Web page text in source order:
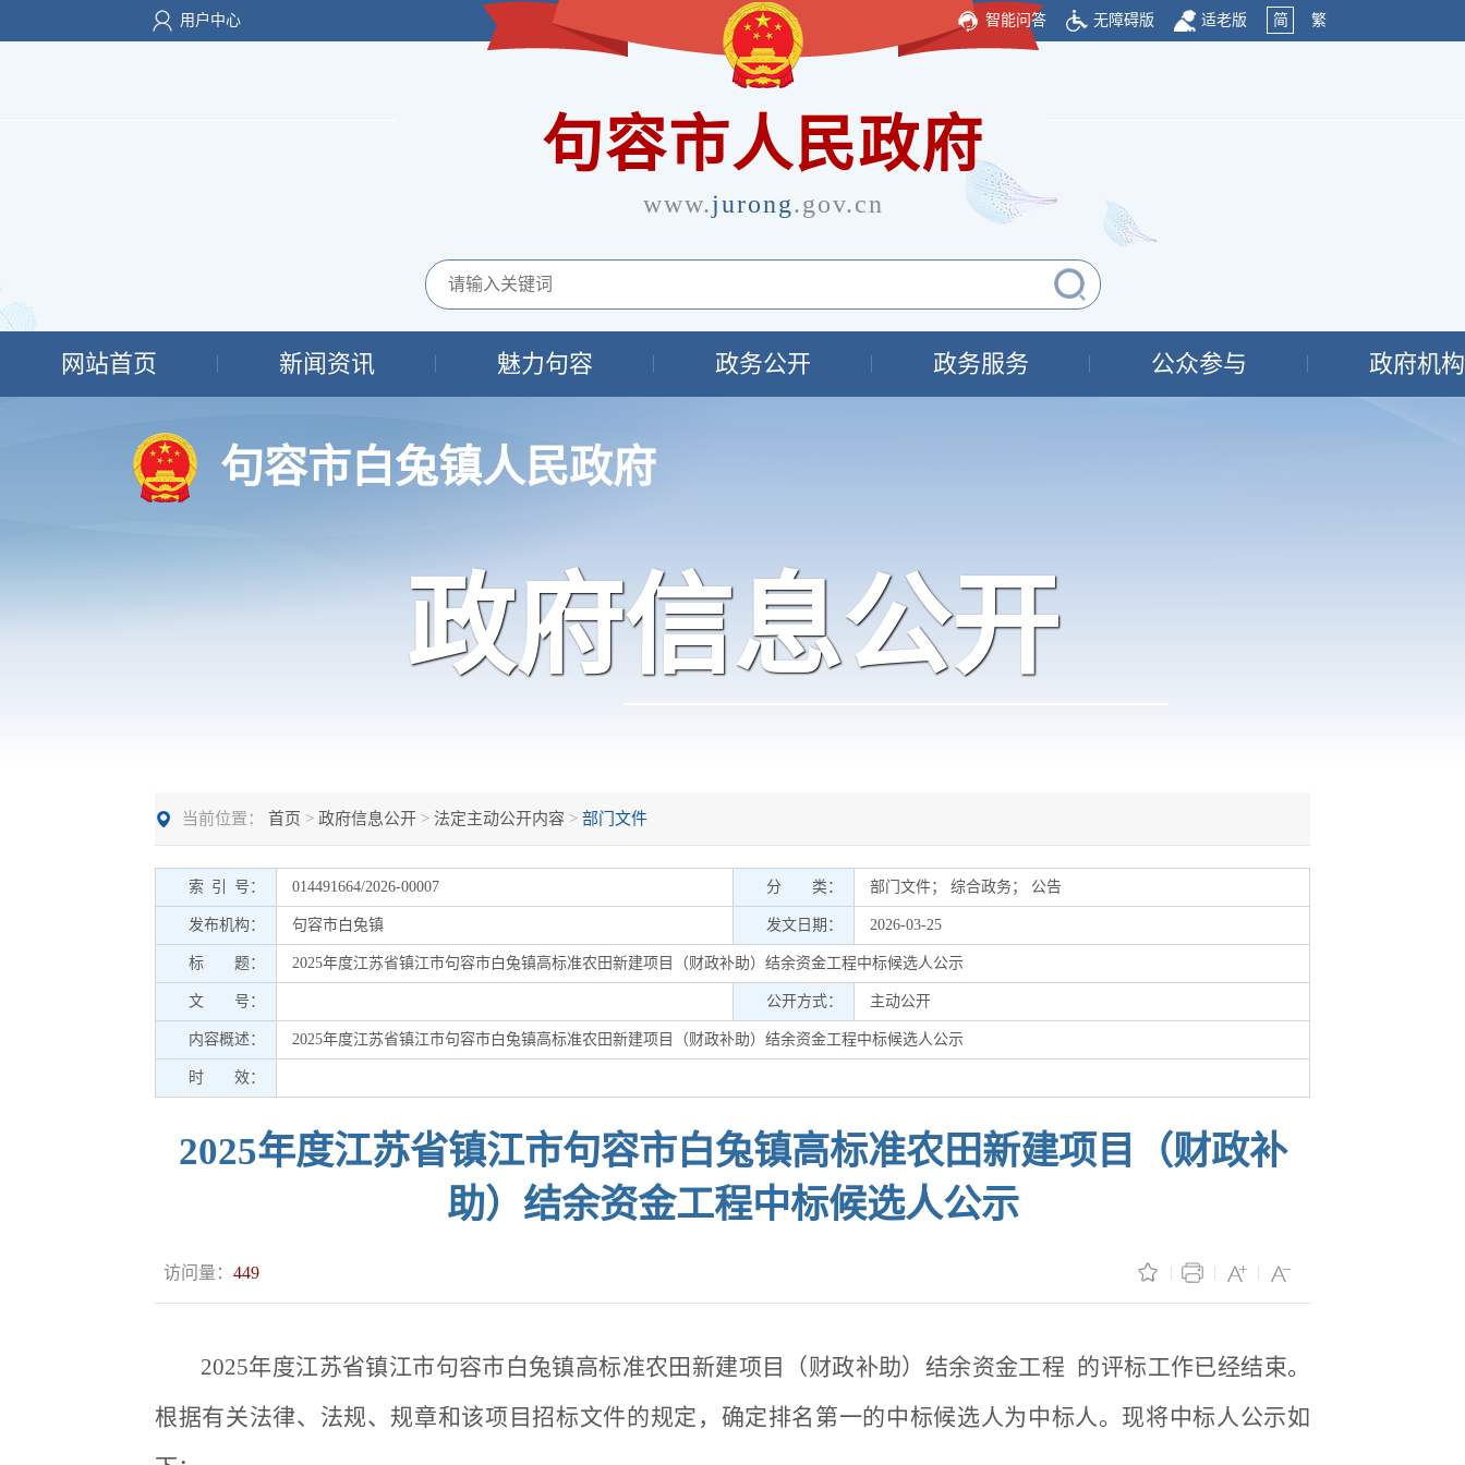
用户中心 智能问答 无障碍版 适老版 简 繁
句容市人民政府
www.jurong.gov.cn
网站首页 新闻资讯 魅力句容 政务公开 政务服务 公众参与 政府机构
句容市白兔镇人民政府
政府信息公开
当前位置： 首页 > 政府信息公开 > 法定主动公开内容 > 部门文件
索 引 号： 014491664/2026-00007 分 类： 部门文件； 综合政务； 公告
发布机构： 句容市白兔镇 发文日期： 2026-03-25
标 题： 2025年度江苏省镇江市句容市白兔镇高标准农田新建项目（财政补助）结余资金工程中标候选人公示
文 号： 公开方式： 主动公开
内容概述： 2025年度江苏省镇江市句容市白兔镇高标准农田新建项目（财政补助）结余资金工程中标候选人公示
时 效：
2025年度江苏省镇江市句容市白兔镇高标准农田新建项目（财政补
助）结余资金工程中标候选人公示
访问量： 449
2025年度江苏省镇江市句容市白兔镇高标准农田新建项目（财政补助）结余资金工程 的评标工作已经结束。
根据有关法律、法规、规章和该项目招标文件的规定，确定排名第一的中标候选人为中标人。现将中标人公示如